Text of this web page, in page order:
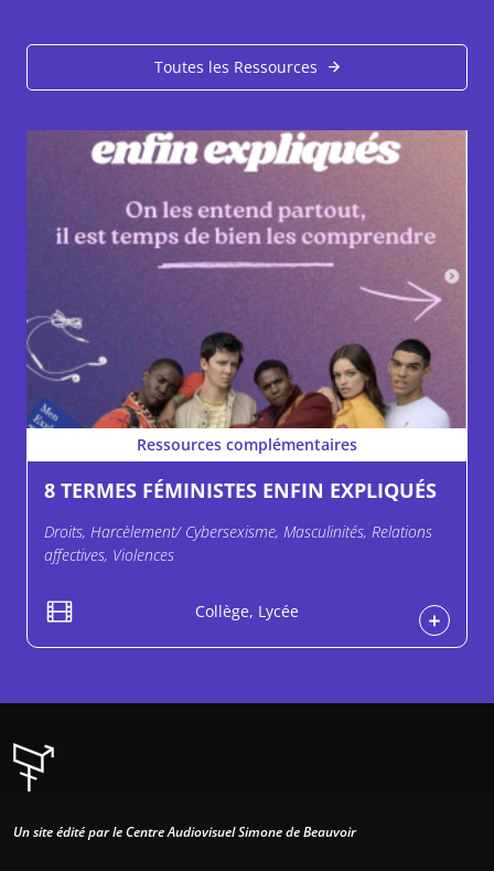
Toutes les Ressources
Ressources complémentaires
8 TERMES FÉMINISTES ENFIN EXPLIQUÉS
Droits, Harcèlement/ Cybersexisme, Masculinités, Relations
affectives, Violences
Collège, Lycée
Un site édité par le Centre Audiovisuel Simone de Beauvoir